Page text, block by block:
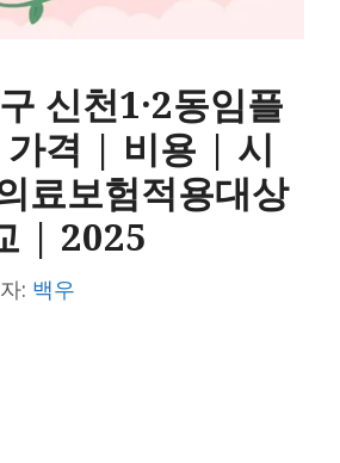
신천1·2동임플
가격 | 비용 | 시
료보험적용대상
| 2025
: 백우